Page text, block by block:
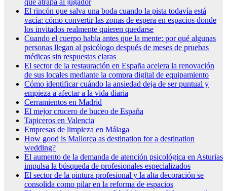
que atrapa al jugador
El rincón que salva una boda cuando la pista todavía está
vacía: cómo convertir las zonas de espera en espacios donde
los invitados realmente quieren quedarse
Cuando el cuerpo habla antes que la mente: por qué algunas
personas llegan al psicólogo después de meses de pruebas
médicas sin respuestas claras
El sector de la restauración en España acelera la renovación
de sus locales mediante la compra digital de equipamiento
Cómo identificar cuándo la ansiedad deja de ser puntual y
empieza a afectar a la vida diaria
Cerramientos en Madrid
El mejor crucero de buceo de España
Tapiceros en Valencia
Empresas de limpieza en Málaga
How good is Mallorca as destination for a destination
wedding?
El aumento de la demanda de atención psicológica en Asturias
impulsa la búsqueda de profesionales especializados
El sector de la pintura profesional y la alta decoración se
consolida como pilar en la reforma de espacios